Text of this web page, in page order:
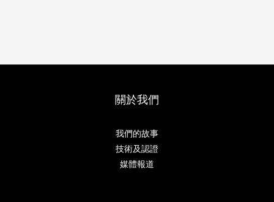
關於我們
我們的故事
技術及認證
媒體報道